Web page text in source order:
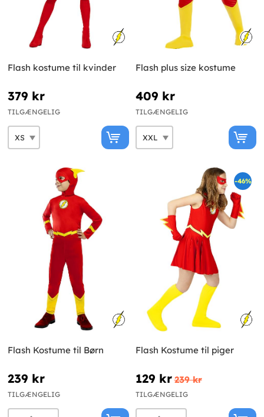
Flash kostume til kvinder
379 kr
TILGÆNGELIG
Flash plus size kostume
409 kr
TILGÆNGELIG
Flash Kostume til Børn
239 kr
TILGÆNGELIG
-46%
Flash Kostume til piger
129 kr 239 kr
TILGÆNGELIG